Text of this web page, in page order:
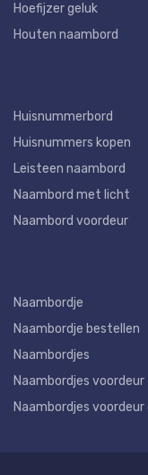
Hoefijzer geluk
Houten naambord
Huisnummerbord
Huisnummers kopen
Leisteen naambord
Naambord met licht
Naambord voordeur
Naambordje
Naambordje bestellen
Naambordjes
Naambordjes voordeur
Naambordjes voordeur